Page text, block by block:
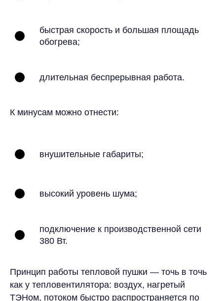
быстрая скорость и большая площадь
обогрева;
длительная беспрерывная работа.
К минусам можно отнести:
внушительные габариты;
высокий уровень шума;
подключение к производственной сети
380 Вт.
Принцип работы тепловой пушки — точь в точь
как у тепловентилятора: воздух, нагретый
ТЭНом, потоком быстро распространяется по